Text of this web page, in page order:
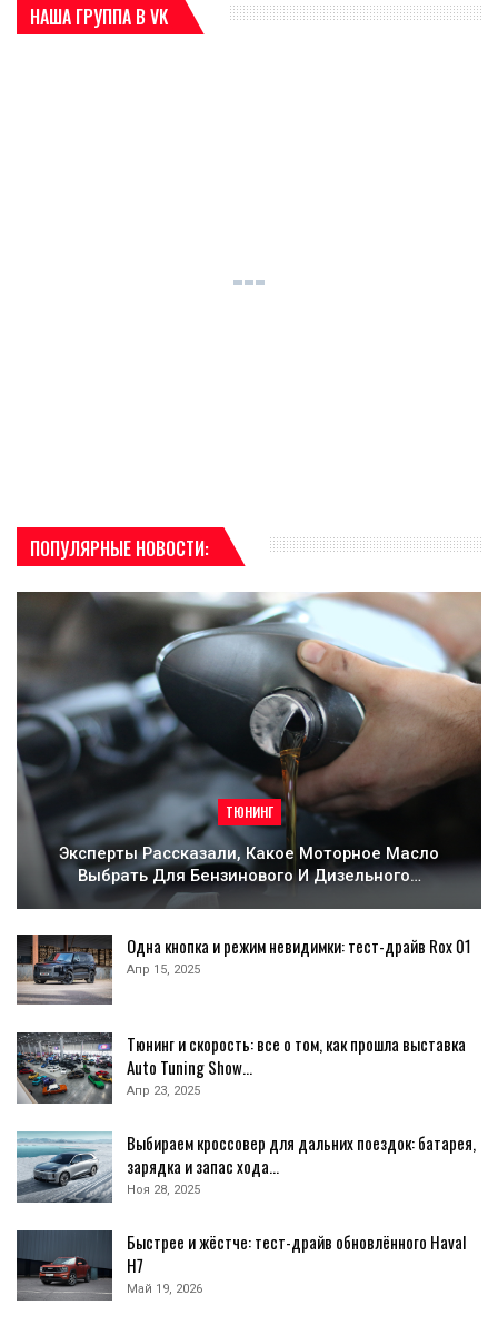
НАША ГРУППА В VK
ПОПУЛЯРНЫЕ НОВОСТИ:
ТЮНИНГ
Эксперты Рассказали, Какое Моторное Масло
Выбрать Для Бензинового И Дизельного…
Одна кнопка и режим невидимки: тест-драйв Rox 01
Апр 15, 2025
Тюнинг и скорость: все о том, как прошла выставка
Auto Tuning Show…
Апр 23, 2025
Выбираем кроссовер для дальних поездок: батарея,
зарядка и запас хода…
Ноя 28, 2025
Быстрее и жёстче: тест-драйв обновлённого Haval
H7
Май 19, 2026